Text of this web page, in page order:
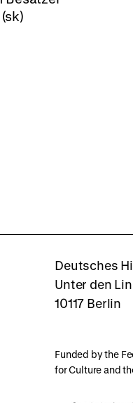
Deutsches
Unter den
10117 Berlin
Funded by the
for Culture and